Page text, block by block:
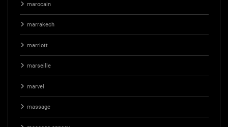
marocain
marrakech
marriott
marseille
marvel
massage